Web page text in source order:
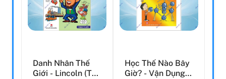
Danh Nhân Thế
Giới - Lincoln (Tái
Học Thế Nào Bây
Giờ? - Vận Dụng 8